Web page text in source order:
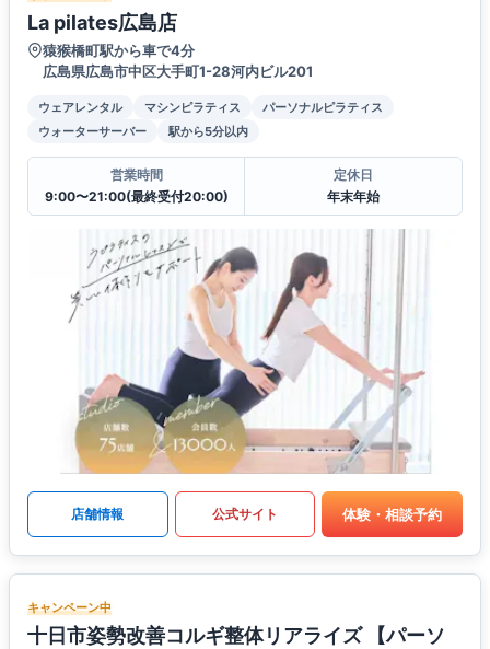
La pilates広島店
猿猴橋町駅から車で4分
広島県広島市中区大手町1-28河内ビル201
ウェアレンタル マシンピラティス
パーソナルピラティス
ウォーターサーバー
駅から5分以内
営業時間
9:00〜21:00(最終受付20:00)
定休日
年末年始
店舗情報 公式サイト 体験・相談予約
キャンペーン中
十日市姿勢改善コルギ整体リアライズ 【パーソ